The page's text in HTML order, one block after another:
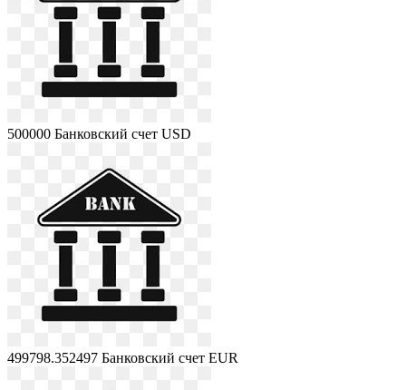
500000 Банковский счет USD
499798.352497 Банковский счет EUR